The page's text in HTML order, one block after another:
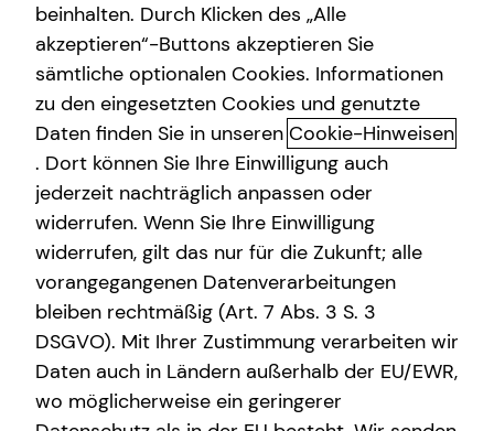
Gewerbliche Versicherungen
Arbeitskraftabsicherung
Kindervorsorge
Sach- und Vermögenssicherung
Expat
Ahmad-Zobair Salmai
kennenlernen in Bielefeld
Ich bin dein persönlicher Ansprechpartner für Beckum
und Umgebung. Hier erfährst du mehr über mich.
Über mich
Egal, wo du privat und beruflich gerade stehst: In jeder
Lebensphase stellen sich neue Fragen rund um Vorsorge,
Absicherung und Finanzen. Ich biete dir eine
ganzheitliche und ungebundene Beratung, die alle
Aspekte deiner finanziellen Situation beleuchtet. Es geht
um deine individuellen Ziele und Wünsche, die wir
beinhalten. Durch Klicken des „Alle
akzeptieren“-Buttons akzeptieren Sie
sämtliche optionalen Cookies. Informationen
zu den eingesetzten Cookies und genutzte
Daten finden Sie in unseren Cookie-Hinweisen
. Dort können Sie Ihre Einwilligung auch
jederzeit nachträglich anpassen oder
widerrufen. Wenn Sie Ihre Einwilligung
widerrufen, gilt das nur für die Zukunft; alle
vorangegangenen Datenverarbeitungen
bleiben rechtmäßig (Art. 7 Abs. 3 S. 3
DSGVO). Mit Ihrer Zustimmung verarbeiten wir
Daten auch in Ländern außerhalb der EU/EWR,
wo möglicherweise ein geringerer